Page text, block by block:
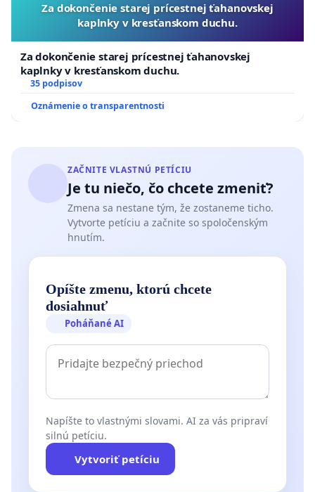
Za dokončenie starej prícestnej ťahanovskej
kaplnky v kresťanskom duchu.
Za dokončenie starej prícestnej ťahanovskej
kaplnky v kresťanskom duchu.
35 podpisov
Oznámenie o transparentnosti
ZAČNITE VLASTNÚ PETÍCIU
Je tu niečo, čo chcete zmeniť?
Zmena sa nestane tým, že zostaneme ticho.
Vytvorte petíciu a začnite so spoločenským
hnutím.
Opíšte zmenu, ktorú chcete
dosiahnuť
Poháňané AI
Napíšte to vlastnými slovami. AI za vás pripraví
silnú petíciu.
Vytvoriť petíciu